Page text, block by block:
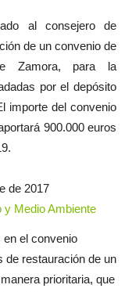
al consejero de
de un convenio de
Zamora, para la
por el depósito
importe del convenio
900.000 euros
de 2017
y Medio Ambiente
el convenio
de restauración de un
prioritaria, que